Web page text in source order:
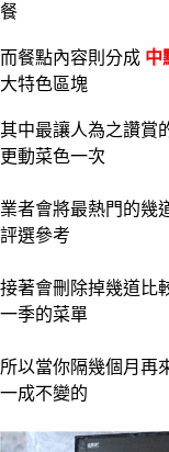
餐
而餐點內容則分成 中
大特色區塊
其中最讓人為之讚賞
更動菜色一次
業者會將最熱門的幾
評選參考
接著會刪除掉幾道比
一季的菜單
所以當你隔幾個月再
一成不變的